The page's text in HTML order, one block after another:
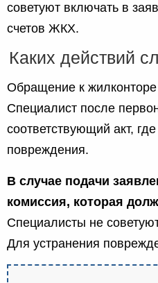
советуют включать в
счетов ЖКХ.
Каких действий
Обращение к
Специалист после
соответствующий акт,
повреждения.
В случае подачи
комиссия, которая
Специалисты не
Для устранения